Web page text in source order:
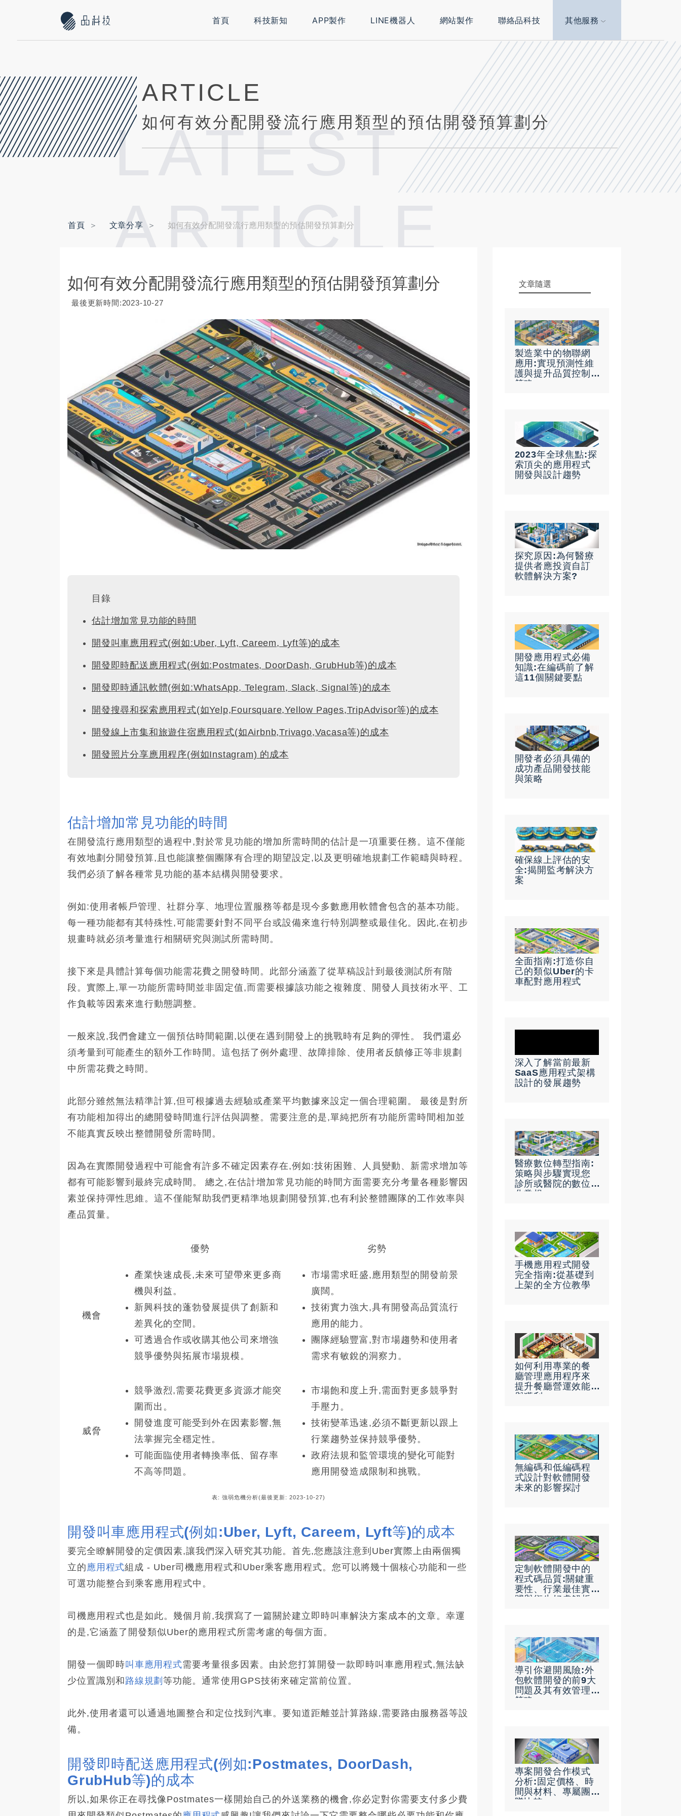
首頁 科技新知 APP製作 LINE機器人 網站製作 聯絡品科技 其他服務
ARTICLE
如何有效分配開發流行應用類型的預估開發預算劃分
LATEST
ARTICLE
首頁 文章分享 如何有效分配開發流行應用類型的預估開發預算劃分
如何有效分配開發流行應用類型的預估開發預算劃分
最後更新時間:2023-10-27
目錄
估計增加常見功能的時間
開發叫車應用程式(例如:Uber, Lyft, Careem, Lyft等)的成本
開發即時配送應用程式(例如:Postmates, DoorDash, GrubHub等)的成本
開發即時通訊軟體(例如:WhatsApp, Telegram, Slack, Signal等)的成本
開發搜尋和探索應用程式(如Yelp,Foursquare,Yellow Pages,TripAdvisor等)的成本
開發線上市集和旅遊住宿應用程式(如Airbnb,Trivago,Vacasa等)的成本
開發照片分享應用程序(例如Instagram) 的成本
估計增加常見功能的時間
在開發流行應用類型的過程中,對於常見功能的增加所需時間的估計是一項重要任務。這不僅能
有效地劃分開發預算,且也能讓整個團隊有合理的期望設定,以及更明確地規劃工作範疇與時程。
我們必須了解各種常見功能的基本結構與開發要求。
例如:使用者帳戶管理、社群分享、地理位置服務等都是現今多數應用軟體會包含的基本功能。
每一種功能都有其特殊性,可能需要針對不同平台或設備來進行特別調整或最佳化。因此,在初步
規畫時就必須考量進行相關研究與測試所需時間。
接下來是具體計算每個功能需花費之開發時間。此部分涵蓋了從草稿設計到最後測試所有階
段。實際上,單一功能所需時間並非固定值,而需要根據該功能之複雜度、開發人員技術水平、工
作負載等因素來進行動態調整。
一般來說,我們會建立一個預估時間範圍,以便在遇到開發上的挑戰時有足夠的彈性。 我們還必
須考量到可能產生的額外工作時間。這包括了例外處理、故障排除、使用者反饋修正等非規劃
中所需花費之時間。
此部分雖然無法精準計算,但可根據過去經驗或產業平均數據來設定一個合理範圍。 最後是對所
有功能相加得出的總開發時間進行評估與調整。需要注意的是,單純把所有功能所需時間相加並
不能真實反映出整體開發所需時間。
因為在實際開發過程中可能會有許多不確定因素存在,例如:技術困難、人員變動、新需求增加等
都有可能影響到最終完成時間。 總之,在估計增加常見功能的時間方面需要充分考量各種影響因
素並保持彈性思維。這不僅能幫助我們更精準地規劃開發預算,也有利於整體團隊的工作效率與
產品質量。
優勢 劣勢
機會
產業快速成長,未來可望帶來更多商
機與利益。
新興科技的蓬勃發展提供了創新和
差異化的空間。
可透過合作或收購其他公司來增強
競爭優勢與拓展市場規模。
市場需求旺盛,應用類型的開發前景
廣闊。
技術實力強大,具有開發高品質流行
應用的能力。
團隊經驗豐富,對市場趨勢和使用者
需求有敏銳的洞察力。
威脅
競爭激烈,需要花費更多資源才能突
圍而出。
開發進度可能受到外在因素影響,無
法掌握完全穩定性。
可能面臨使用者轉換率低、留存率
不高等問題。
市場飽和度上升,需面對更多競爭對
手壓力。
技術變革迅速,必須不斷更新以跟上
行業趨勢並保持競爭優勢。
政府法規和監管環境的變化可能對
應用開發造成限制和挑戰。
表: 強弱危機分析(最後更新: 2023-10-27)
開發叫車應用程式(例如:Uber, Lyft, Careem, Lyft等)的成本
要完全瞭解開發的定價因素,讓我們深入研究其功能。首先,您應該注意到Uber實際上由兩個獨
立的 應用程式組成 - Uber司機應用程式和Uber乘客應用程式。您可以將幾十個核心功能和一些
可選功能整合到乘客應用程式中。
司機應用程式也是如此。幾個月前,我撰寫了一篇關於建立即時叫車解決方案成本的文章。幸運
的是,它涵蓋了開發類似Uber的應用程式所需考慮的每個方面。
開發一個即時叫車應用程式需要考量很多因素。由於您打算開發一款即時叫車應用程式,無法缺
少位置識別和路線規劃等功能。通常使用GPS技術來確定當前位置。
此外,使用者還可以通過地圖整合和定位找到汽車。要知道距離並計算路線,需要路由服務器等設
備。
開發即時配送應用程式(例如:Postmates, DoorDash,
GrubHub等)的成本
所以,如果你正在尋找像Postmates一樣開始自己的外送業務的機會,你必定對你需要支付多少費
文章隨選
製造業中的物聯網
應用:實現預測性維
護與提升品質控制
策略
2023年全球焦點:探
索頂尖的應用程式
開發與設計趨勢
探究原因:為何醫療
提供者應投資自訂
軟體解決方案?
開發應用程式必備
知識:在編碼前了解
這11個關鍵要點
開發者必須具備的
成功產品開發技能
與策略
確保線上評估的安
全:揭開監考解決方
案
全面指南:打造你自
己的類似Uber的卡
車配對應用程式
深入了解當前最新
SaaS應用程式架構
設計的發展趨勢
醫療數位轉型指南:
策略與步驟實現您
診所或醫院的數位
化常規
手機應用程式開發
完全指南:從基礎到
上架的全方位教學
如何利用專業的餐
廳管理應用程序來
提升餐廳營運效能
與獲利
無編碼和低編碼程
式設計對軟體開發
未來的影響探討
定制軟體開發中的
程式碼品質:關鍵重
要性、行業最佳實
踐與衍生好處解析
導引你避開風險:外
包軟體開發的前9大
問題及其有效管理
策略
專案開發合作模式
分析:固定價格、時
間與材料、專屬團
隊比較